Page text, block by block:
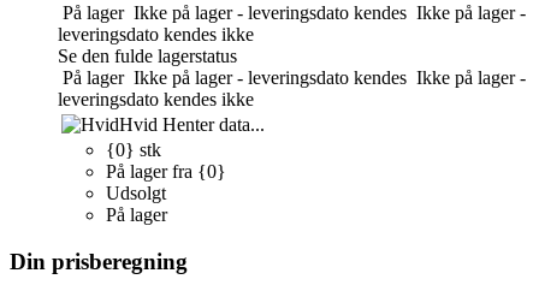
På lager Ikke på lager - leveringsdato kendes Ikke på lager -
leveringsdato kendes ikke
Se den fulde lagerstatus
På lager Ikke på lager - leveringsdato kendes Ikke på lager -
leveringsdato kendes ikke
Hvid Henter data...
{0} stk
På lager fra {0}
Udsolgt
På lager
Din prisberegning